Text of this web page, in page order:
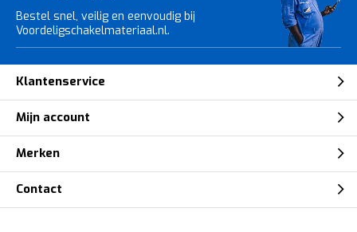
Bestel snel, veilig en eenvoudig bij
Voordeligschakelmateriaal.nl.
Klantenservice
Mijn account
Merken
Contact